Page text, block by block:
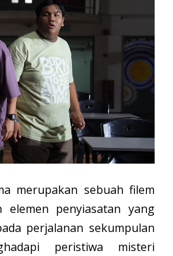
merupakan sebuah filem
elemen penyiasatan yang
perjalanan sekumpulan
peristiwa misteri